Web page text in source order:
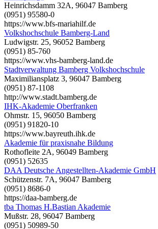
Heinrichsdamm 32A, 96047 Bamberg
(0951) 95580-0
https://www.bfs-mariahilf.de
Volkshochschule Bamberg-Land
Ludwigstr. 25, 96052 Bamberg
(0951) 85-760
https://www.vhs-bamberg-land.de
Stadtverwaltung Bamberg Volkshochschule
Maximiliansplatz 3, 96047 Bamberg
(0951) 87-1108
http://www.stadt.bamberg.de
IHK-Akademie Oberfranken
Ohmstr. 15, 96050 Bamberg
(0951) 91820-10
https://www.bayreuth.ihk.de
Akademie für praxisnahe Bildung
Rothofleite 2A, 96049 Bamberg
(0951) 52635
DAA Deutsche Angestellten-Akademie GmbH
Schützenstr. 7A, 96047 Bamberg
(0951) 8686-0
https://daa-bamberg.de
tba Thomas H.Bastian Akademie
Mußstr. 28, 96047 Bamberg
(0951) 50989-50